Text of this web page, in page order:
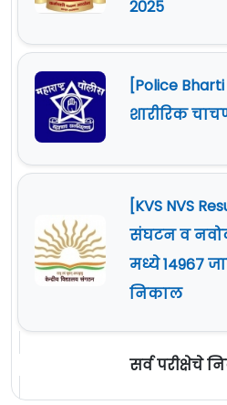
2025
[Police
शारीरिक
[KVS NVS
संघटन व
मध्ये 14967
निकाल
सर्व परीक्षेचे